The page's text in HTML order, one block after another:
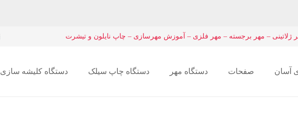
ژلاتینی – مهر برجسته – مهر فلزی – آموزش مهرسازی – چاپ نایلون و تیشرت
آسان صفحات دستگاه مهر دستگاه چاپ سیلک دستگاه کلیشه سازی